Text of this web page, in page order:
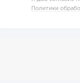
Политики